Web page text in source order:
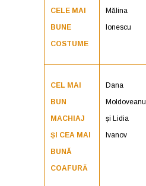
CELE MAI
BUNE
COSTUME
Mălina
Ionescu
CEL MAI
BUN
MACHIAJ
ȘI CEA MAI
BUNĂ
COAFURĂ
Dana
Moldoveanu
și Lidia
Ivanov